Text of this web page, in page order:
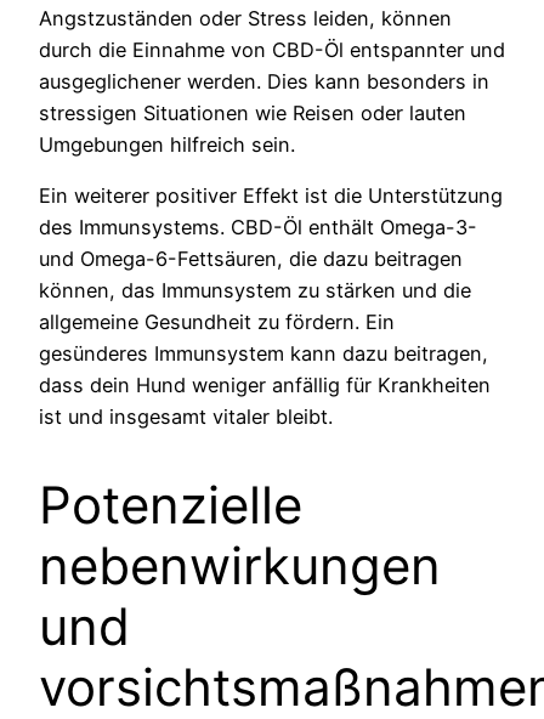
Angstzuständen oder Stress leiden, können
durch die Einnahme von CBD-Öl entspannter und
ausgeglichener werden. Dies kann besonders in
stressigen Situationen wie Reisen oder lauten
Umgebungen hilfreich sein.
Ein weiterer positiver Effekt ist die Unterstützung
des Immunsystems. CBD-Öl enthält Omega-3-
und Omega-6-Fettsäuren, die dazu beitragen
können, das Immunsystem zu stärken und die
allgemeine Gesundheit zu fördern. Ein
gesünderes Immunsystem kann dazu beitragen,
dass dein Hund weniger anfällig für Krankheiten
ist und insgesamt vitaler bleibt.
Potenzielle
nebenwirkungen
und